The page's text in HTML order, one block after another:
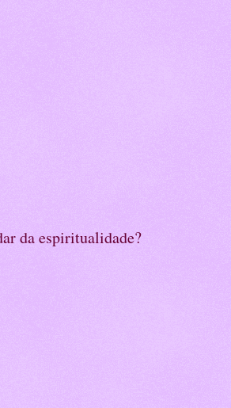
da espiritualidade?